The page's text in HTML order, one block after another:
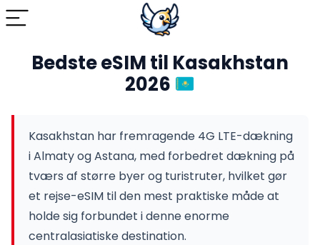
Bedste eSIM til Kasakhstan
2026
Kasakhstan har fremragende 4G LTE-dækning
i Almaty og Astana, med forbedret dækning på
tværs af større byer og turistruter, hvilket gør
et rejse-eSIM til den mest praktiske måde at
holde sig forbundet i denne enorme
centralasiatiske destination.